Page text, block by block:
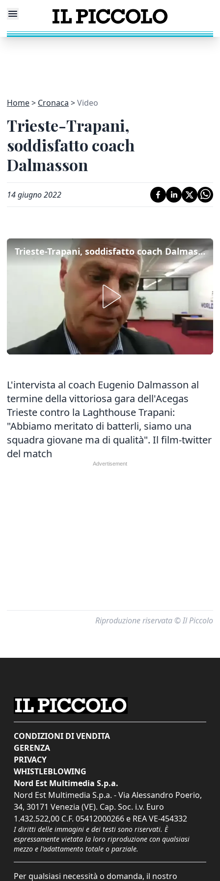
Home Cronaca Video
Trieste-Trapani,
soddisfatto coach
Dalmasson
14 giugno 2022
Trieste-Trapani, soddisfatto coach Dalmasson
L'intervista al coach Eugenio Dalmasson al
termine della vittoriosa gara dell'Acegas
Trieste contro la Laghthouse Trapani:
"Abbiamo meritato di batterli, siamo una
squadra giovane ma di qualità". Il film-twitter
del match
Riproduzione riservata © Il Piccolo
CONDIZIONI DI VENDITA
GERENZA
PRIVACY
WHISTLEBLOWING
Nord Est Multimedia S.p.a.
Nord Est Multimedia S.p.a. - Via Alessandro Poerio,
34, 30171 Venezia (VE). Cap. Soc. i.v. Euro
1.432.522,00 C.F. 05412000266 e REA VE-454332
I diritti delle immagini e dei testi sono riservati. È
espressamente vietata la loro riproduzione con qualsiasi
mezzo e l'adattamento totale o parziale.
Per qualsiasi necessità o domanda, il nostro